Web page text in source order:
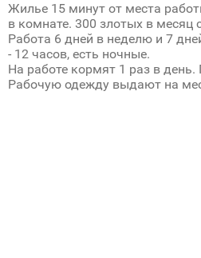
Жилье 15 минут от места
в комнате. 300 злотых в месяц
Работа 6 дней в неделю и 7
- 12 часов, есть ночные.
На работе кормят 1 раз в
Рабочую одежду выдают на